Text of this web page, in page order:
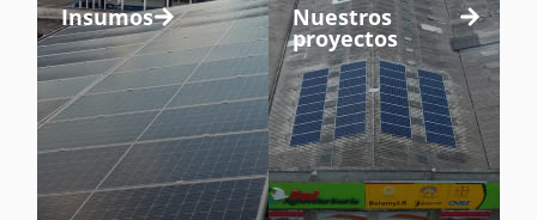
Insumos Nuestros
proyectos